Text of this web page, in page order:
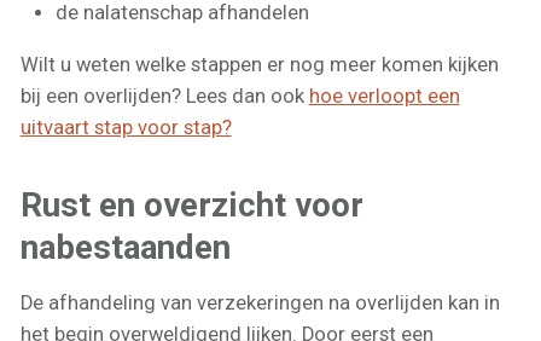
de nalatenschap afhandelen
Wilt u weten welke stappen er nog meer komen kijken
bij een overlijden? Lees dan ook hoe verloopt een
uitvaart stap voor stap?
Rust en overzicht voor
nabestaanden
De afhandeling van verzekeringen na overlijden kan in
het begin overweldigend lijken. Door eerst een